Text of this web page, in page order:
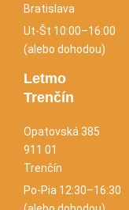
Bratislava
Ut-Št 10:00–16:00
(alebo dohodou)
Letmo
Trenčín
Opatovská 385
911 01
Trenčín
Po-Pia 12:30–16:30